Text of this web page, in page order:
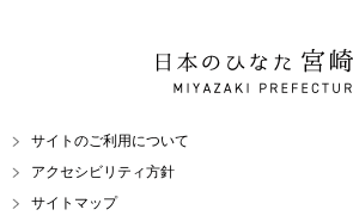
日本のひなた 宮崎県
MIYAZAKI PREFECTURE
サイトのご利用について
アクセシビリティ方針
サイトマップ